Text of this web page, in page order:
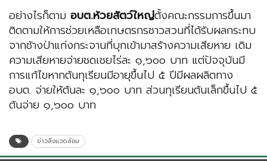
อย่างไรก็ตาม อบต.ห้วยสัตว์ใหญ่ตั้งคณะกรรมการขึ้นมา
ติดตามให้การช่วยเหลือเกษตรกรชาวสวนที่ได้รับผลกระทบ
จากช้างป่าแก่งกระจานที่บุกเข้ามาสร้างความเสียหาย เดิม
ความเสียหายจ่ายชดเชยไร่ละ ๑,๖๐๐ บาท แต่ปัจจุบันมี
การแก้ไขหากต้นทุเรียนมีอายุขึ้นไป ๕ ปีมีผลผลิตทาง
อบต. จ่ายให้ต้นละ ๑,๖๐๐ บาท ส่วนทุเรียนต้นเล็กขึ้นไป ๕
ต้นจ่าย ๑,๖๐๐ บาท
ข่าวสิ่งแวดล้อม